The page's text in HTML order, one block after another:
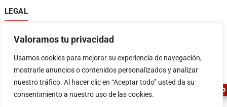
Valoramos tu privacidad
Usamos cookies para mejorar su experiencia de navegación,
mostrarle anuncios o contenidos personalizados y analizar
nuestro tráfico. Al hacer clic en “Aceptar todo” usted da su
consentimiento a nuestro uso de las cookies.
LEGAL
Política de privacidad
Política de devoluciones y reembolsos
Términos y condiciones
Aviso legal
ASESOR FERRETERO